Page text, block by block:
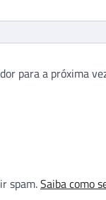
para a próxima
spam.Saiba como